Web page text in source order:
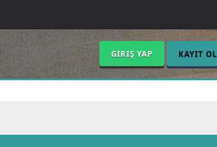
GIRIŞ YAP KAYIT OL